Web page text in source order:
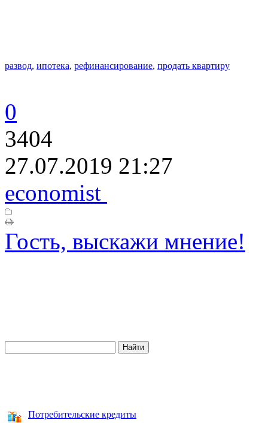
развод, ипотека, рефинансирование, продать квартиру
0
3404
27.07.2019 21:27
economist
Гость, выскажи мнение!
Потребительские кредиты